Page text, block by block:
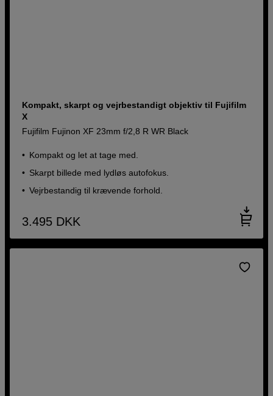
Kompakt, skarpt og vejrbestandigt objektiv til Fujifilm
X
Fujifilm Fujinon XF 23mm f/2,8 R WR Black
Kompakt og let at tage med.
Skarpt billede med lydløs autofokus.
Vejrbestandig til krævende forhold.
3.495 DKK